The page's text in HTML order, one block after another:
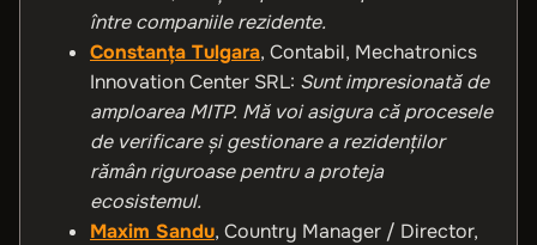
între companiile rezidente.
Constanța Tulgara, Contabil, Mechatronics
Innovation Center SRL: Sunt impresionată de
amploarea MITP. Mă voi asigura că procesele
de verificare și gestionare a rezidenților
rămân riguroase pentru a proteja
ecosistemul.
Maxim Sandu, Country Manager / Director,